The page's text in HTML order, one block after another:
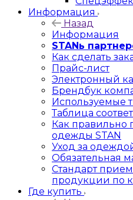
Информация
Назад
Информация
STANь
Как сделать
Прайс-лист
Электронный
Брендбук
Используемые
Таблица
Как правильно
одежды STAN
Уход за
Обязательная
Стандарт
продукции по
Где купить